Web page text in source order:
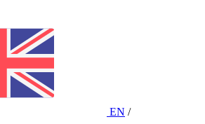
EN /